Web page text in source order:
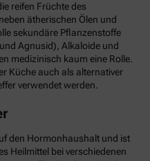
reifen Früchte des
ätherischen Ölen und
sekundäre Pflanzenstoffe
Agnusid), Alkaloide und
medizinisch kaum eine Rolle.
Küche auch als alternativer
verwendet werden.
den Hormonhaushalt und ist
Heilmittel bei verschiedenen